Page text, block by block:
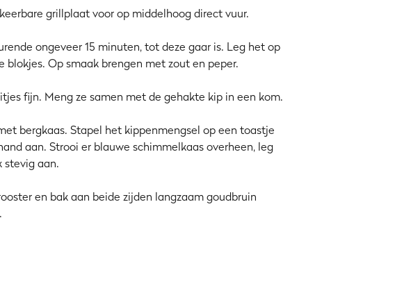
grillplaat voor op middelhoog direct vuur.
ongeveer 15 minuten, tot deze gaar is. Leg het op
Op smaak brengen met zout en peper.
fijn. Meng ze samen met de gehakte kip in een kom.
bergkaas. Stapel het kippenmengsel op een toastje
aan. Strooi er blauwe schimmelkaas overheen, leg
stevig aan.
en bak aan beide zijden langzaam goudbruin